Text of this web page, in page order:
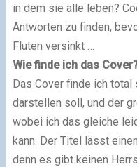
in dem sie alle leben?
Antworten zu finden,
Fluten versinkt …
Wie finde ich das
Das Cover finde ich total
darstellen soll, und der
wobei ich das gleiche
kann. Der Titel lässt
denn es gibt keinen